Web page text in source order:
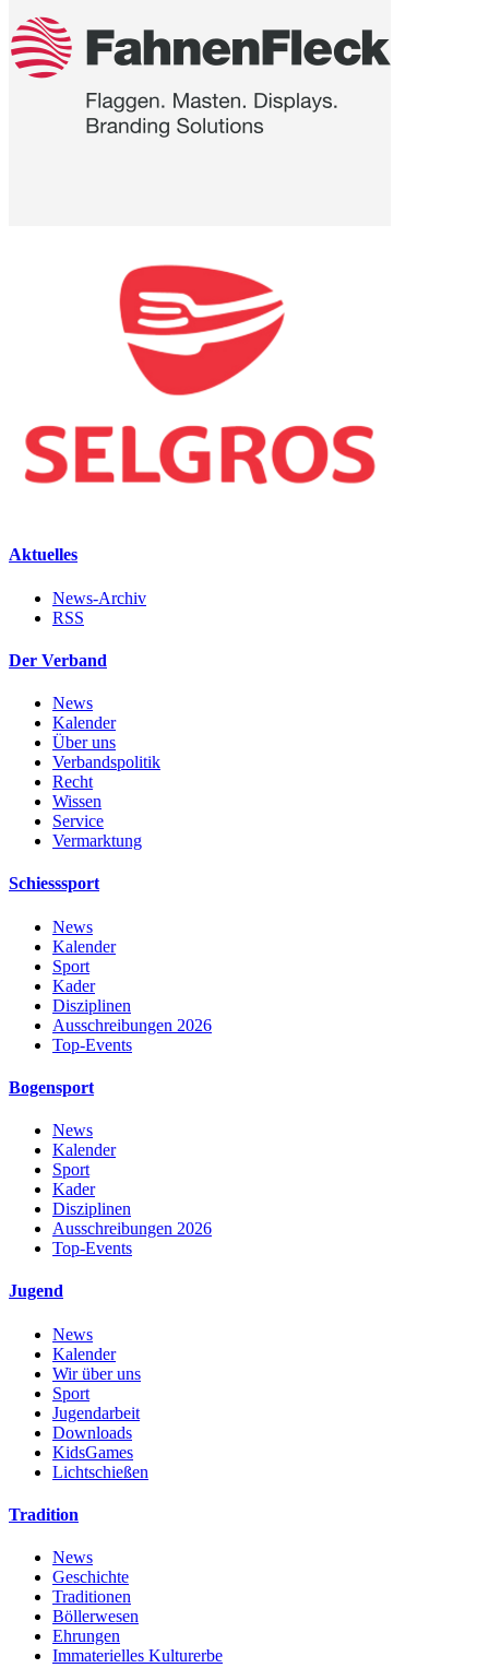
Aktuelles
News-Archiv
RSS
Der Verband
News
Kalender
Über uns
Verbandspolitik
Recht
Wissen
Service
Vermarktung
Schiesssport
News
Kalender
Sport
Kader
Disziplinen
Ausschreibungen 2026
Top-Events
Bogensport
News
Kalender
Sport
Kader
Disziplinen
Ausschreibungen 2026
Top-Events
Jugend
News
Kalender
Wir über uns
Sport
Jugendarbeit
Downloads
KidsGames
Lichtschießen
Tradition
News
Geschichte
Traditionen
Böllerwesen
Ehrungen
Immaterielles Kulturerbe